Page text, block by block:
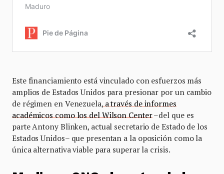
Este financiamiento está vinculado con esfuerzos más
amplios de Estados Unidos para presionar por un cambio
de régimen en Venezuela,a través de informes
académicos como los del Wilson Center–del que es
parte Antony Blinken, actual secretario de Estado de los
Estados Unidos– que presentan a la oposición como la
única alternativa viable para superar la crisis.